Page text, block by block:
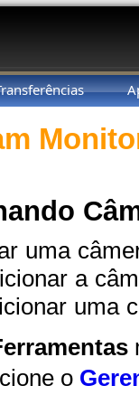
uma
a
uma
o